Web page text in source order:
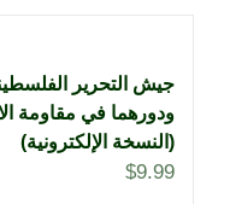
جيش التحرير
(النسخة الإلكترونية)
$9.99